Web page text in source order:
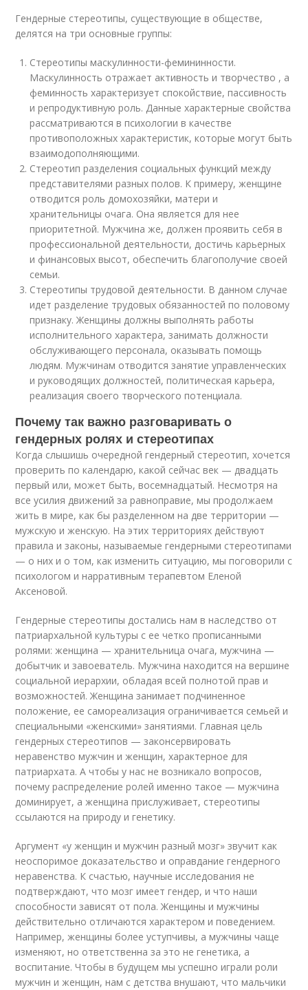
Гендерные стереотипы, существующие в обществе,
делятся на три основные группы:
Стереотипы маскулинности-фемининности.
Маскулинность отражает активность и творчество , а
феминность характеризует спокойствие, пассивность
и репродуктивную роль. Данные характерные свойства
рассматриваются в психологии в качестве
противоположных характеристик, которые могут быть
взаимодополняющими.
Стереотип разделения социальных функций между
представителями разных полов. К примеру, женщине
отводится роль домохозяйки, матери и
хранительницы очага. Она является для нее
приоритетной. Мужчина же, должен проявить себя в
профессиональной деятельности, достичь карьерных
и финансовых высот, обеспечить благополучие своей
семьи.
Стереотипы трудовой деятельности. В данном случае
идет разделение трудовых обязанностей по половому
признаку. Женщины должны выполнять работы
исполнительного характера, занимать должности
обслуживающего персонала, оказывать помощь
людям. Мужчинам отводится занятие управленческих
и руководящих должностей, политическая карьера,
реализация своего творческого потенциала.
Почему так важно разговаривать о
гендерных ролях и стереотипах
Когда слышишь очередной гендерный стереотип, хочется
проверить по календарю, какой сейчас век — двадцать
первый или, может быть, восемнадцатый. Несмотря на
все усилия движений за равноправие, мы продолжаем
жить в мире, как бы разделенном на две территории —
мужскую и женскую. На этих территориях действуют
правила и законы, называемые гендерными стереотипами
— о них и о том, как изменить ситуацию, мы поговорили с
психологом и нарративным терапевтом Еленой
Аксеновой.
Гендерные стереотипы достались нам в наследство от
патриархальной культуры с ее четко прописанными
ролями: женщина — хранительница очага, мужчина —
добытчик и завоеватель. Мужчина находится на вершине
социальной иерархии, обладая всей полнотой прав и
возможностей. Женщина занимает подчиненное
положение, ее самореализация ограничивается семьей и
специальными «женскими» занятиями. Главная цель
гендерных стереотипов — законсервировать
неравенство мужчин и женщин, характерное для
патриархата. А чтобы у нас не возникало вопросов,
почему распределение ролей именно такое — мужчина
доминирует, а женщина прислуживает, стереотипы
ссылаются на природу и генетику.
Аргумент «у женщин и мужчин разный мозг» звучит как
неоспоримое доказательство и оправдание гендерного
неравенства. К счастью, научные исследования не
подтверждают, что мозг имеет гендер, и что наши
способности зависят от пола. Женщины и мужчины
действительно отличаются характером и поведением.
Например, женщины более уступчивы, а мужчины чаще
изменяют, но ответственна за это не генетика, а
воспитание. Чтобы в будущем мы успешно играли роли
мужчин и женщин, нам с детства внушают, что мальчики